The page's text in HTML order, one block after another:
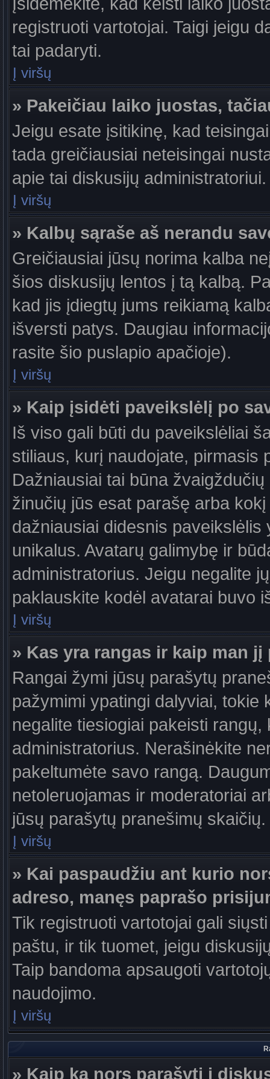
registruoti vartotojai. Taigi jeigu
tai padaryti.
Į viršų
» Pakeičiau laiko juostas,
Jeigu esate įsitikinę, kad
tada greičiausiai neteisingai
apie tai diskusijų administratoriui.
Į viršų
» Kalbų sąraše aš nerandu
Greičiausiai jūsų norima kalba
šios diskusijų lentos į tą kalbą.
kad jis įdiegtų jums reikiamą
išversti patys. Daugiau
rasite šio puslapio apačioje).
Į viršų
» Kaip įsidėti paveikslėlį po
Iš viso gali būti du paveikslėliai
stiliaus, kurį naudojate, pirmasis
Dažniausiai tai būna
žinučių jūs esat parašę arba
dažniausiai didesnis
unikalus. Avatarų galimybę ir
administratorius. Jeigu negalite
paklauskite kodėl avatarai buvo
Į viršų
» Kas yra rangas ir kaip man
Rangai žymi jūsų parašytų
pažymimi ypatingi dalyviai, tokie
negalite tiesiogiai pakeisti
administratorius. Nerašinėkite
pakeltumėte savo rangą.
netoleruojamas ir moderatoriai
jūsų parašytų pranešimų skaičių.
Į viršų
» Kai paspaudžiu ant kurio
adreso, manęs paprašo
Tik registruoti vartotojai gali
paštu, ir tik tuomet, jeigu
Taip bandoma apsaugoti
naudojimo.
Į viršų
» Kaip ką nors parašyti į